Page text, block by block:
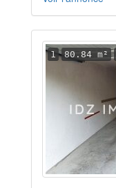
1 80.84 m²